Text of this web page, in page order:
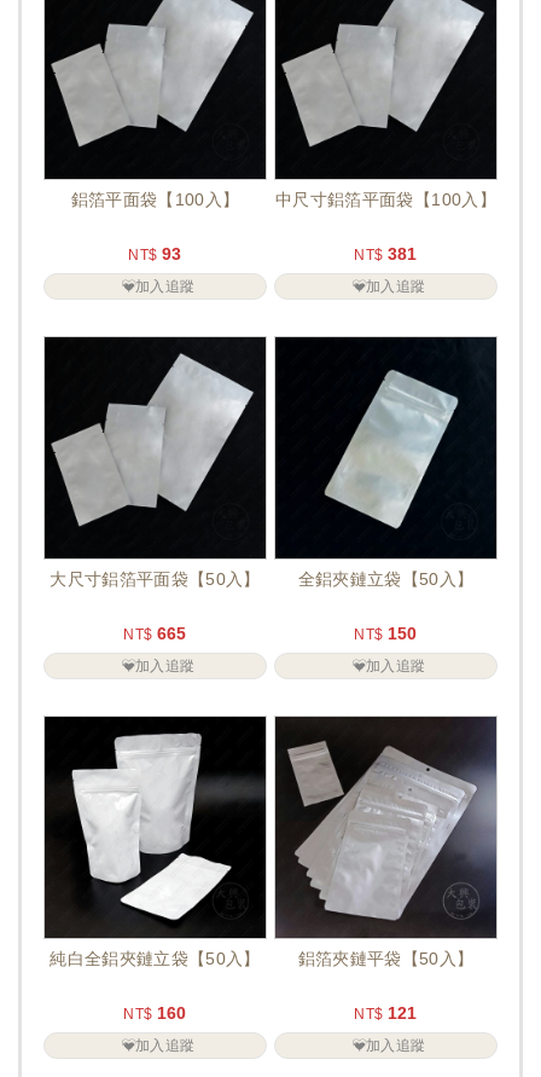
鋁箔平面袋【100入】
NT$ 93
加入追蹤
中尺寸鋁箔平面袋【100入】
NT$ 381
加入追蹤
大尺寸鋁箔平面袋【50入】
NT$ 665
加入追蹤
全鋁夾鏈立袋【50入】
NT$ 150
加入追蹤
純白全鋁夾鏈立袋【50入】
NT$ 160
加入追蹤
鋁箔夾鏈平袋【50入】
NT$ 121
加入追蹤